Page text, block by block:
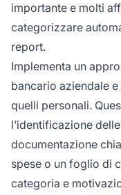
importante e molti
categorizzare
report.
Implementa un
bancario aziendale
quelli personali.
l’identificazione
documentazione
spese o un foglio di
categoria e